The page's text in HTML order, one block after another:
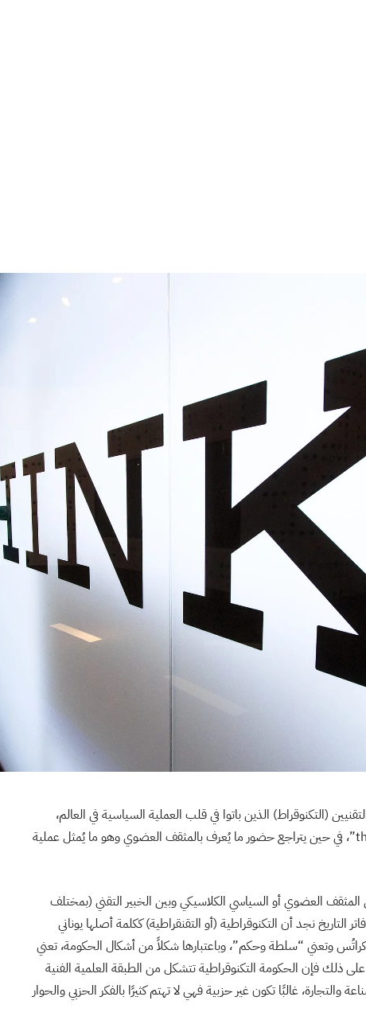
(التكنوقراط) الذين باتوا في قلب العملية السياسية في العالم،
والذين عادة ما تجمعهم غرف التفكير “think tanks”، في حين يتراجع حضور ما يُعرف بالمثقف العضوي وهو ما يُمثل عملية
العضوي أو السياسي الكلاسيكي وبين الخبير التقني (بمختلف
التاريخ نجد أن التكنوقراطية (أو التقنقراطية) ككلمة أصلها يوناني
وتعني “سلطة وحكم”، وباعتبارها شكلاً من أشكال الحكومة، تعني
ذلك فإن الحكومة التكنوقراطية تتشكل من الطبقة العلمية الفنية
غالبًا تكون غير حزبية فهي لا تهتم كثيرًا بالفكر الحزبي والحوار